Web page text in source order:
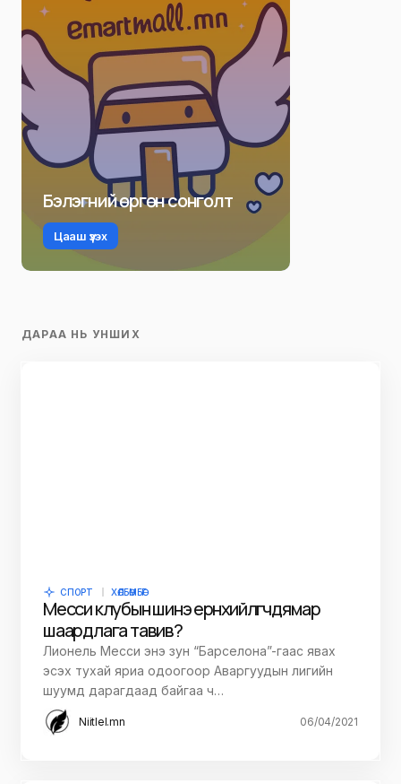
Бэлэгний өргөн сонголт
Цааш үзэх
ДАРАА НЬ УНШИХ
СПОРТ ХӨЛБӨМБӨГ
Месси клубын шинэ ерөнхийлөгчдөө ямар
шаардлага тавив?
Лионель Месси энэ зун “Барселона”-гаас явах
эсэх тухай яриа одоогоор Аваргуудын лигийн
шуумд дарагдаад байгаа ч…
Niitlel.mn 06/04/2021